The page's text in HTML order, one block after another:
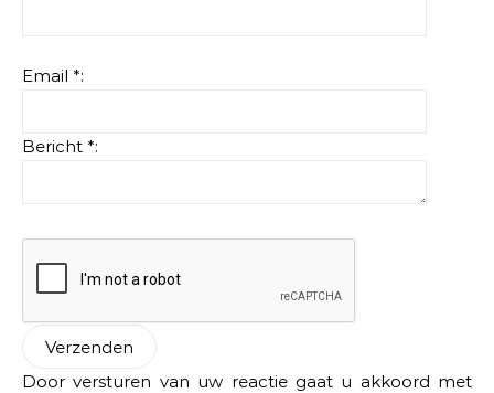
Email *:
Bericht *:
Door versturen van uw reactie gaat u akkoord met